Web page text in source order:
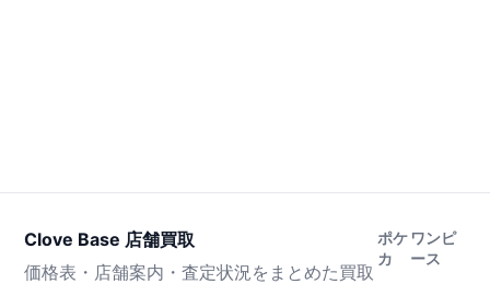
Clove Base 店舗買取
価格表・店舗案内・査定状況をまとめた買取
ポケ
カ
ワンピ
ース